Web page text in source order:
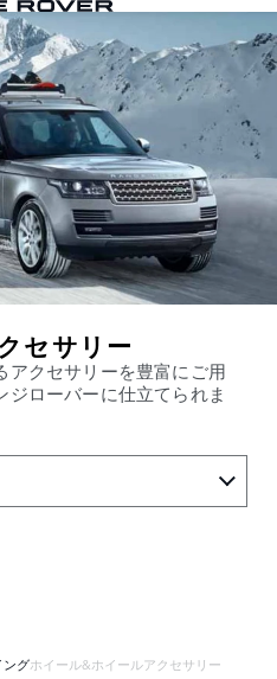
セサリー
アクセサリーを豊富にご用
ローバーに仕立てられま
ングホイール&ホイールアクセサリー